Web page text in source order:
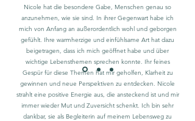
Nicole hat die besondere Gabe, Menschen genau so
anzunehmen, wie sie sind. In ihrer Gegenwart habe ich
mich von Anfang an außerordentlich wohl und geborgen
gefühlt. Ihre warmherzige und einfühlsame Art hat dazu
beigetragen, dass ich mich geöffnet habe und über
wichtige Lebensthemen sprechen konnte. Ihr feines
Gespür für diese Themen hat mir geholfen, Klarheit zu
gewinnen und neue Perspektiven zu entdecken. Nicole
strahlt eine positive Energie aus, die ansteckend ist und mir
immer wieder Mut und Zuversicht schenkt. Ich bin sehr
dankbar, sie als Begleiterin auf meinem Lebensweg zu